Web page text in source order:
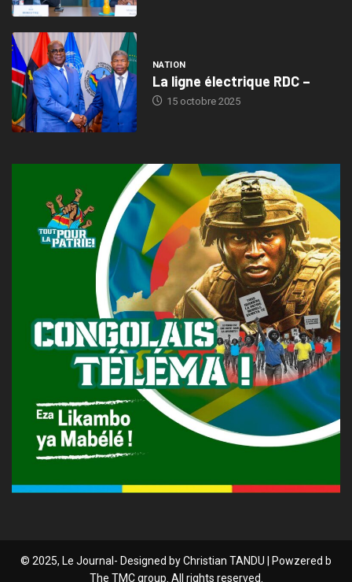
NATION
La ligne électrique RDC –
15 octobre 2025
© 2025, Le Journal- Designed by Christian TANDU | Powzered b
The TMC group. All rights reserved.